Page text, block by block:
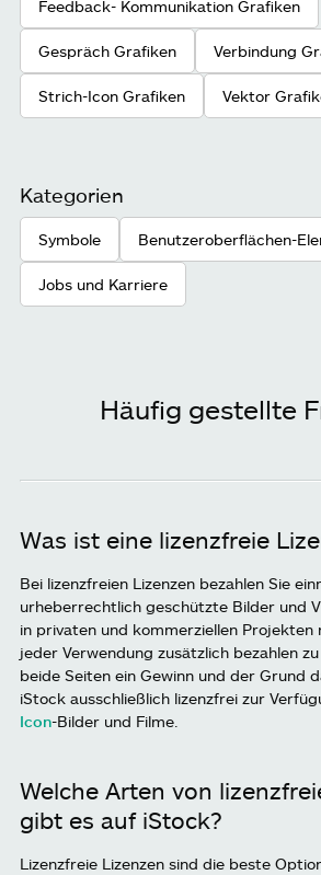
Feedback- Kommunikation Grafiken
Gespräch Grafiken Verbindung
Strich-Icon Grafiken Vektor
Kategorien
Symbole Benutzeroberflächen-
Jobs und Karriere
Häufig gestellte
Was ist eine lizenzfreie
Bei lizenzfreien Lizenzen bezahlen Sie
urheberrechtlich geschützte Bilder und
in privaten und kommerziellen Projekten
jeder Verwendung zusätzlich bezahlen
beide Seiten ein Gewinn und der Grund
iStock ausschließlich lizenzfrei zur
Icon-Bilder und Filme.
Welche Arten von
gibt es auf iStock?
Lizenzfreie Lizenzen sind die beste